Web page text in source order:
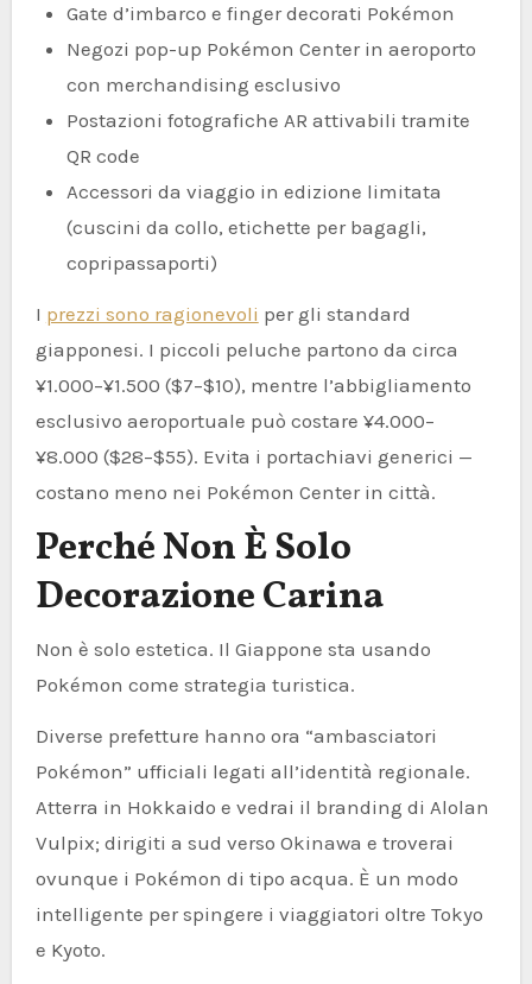
Gate d’imbarco e finger decorati Pokémon
Negozi pop-up Pokémon Center in aeroporto
con merchandising esclusivo
Postazioni fotografiche AR attivabili tramite
QR code
Accessori da viaggio in edizione limitata
(cuscini da collo, etichette per bagagli,
copripassaporti)
I prezzi sono ragionevoli per gli standard
giapponesi. I piccoli peluche partono da circa
¥1.000–¥1.500 ($7–$10), mentre l’abbigliamento
esclusivo aeroportuale può costare ¥4.000–
¥8.000 ($28–$55). Evita i portachiavi generici —
costano meno nei Pokémon Center in città.
Perché Non È Solo
Decorazione Carina
Non è solo estetica. Il Giappone sta usando
Pokémon come strategia turistica.
Diverse prefetture hanno ora “ambasciatori
Pokémon” ufficiali legati all’identità regionale.
Atterra in Hokkaido e vedrai il branding di Alolan
Vulpix; dirigiti a sud verso Okinawa e troverai
ovunque i Pokémon di tipo acqua. È un modo
intelligente per spingere i viaggiatori oltre Tokyo
e Kyoto.